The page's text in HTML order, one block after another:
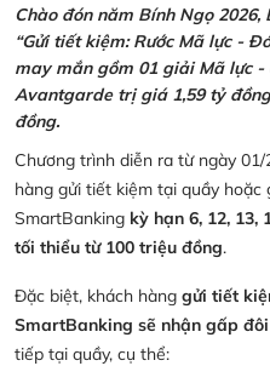
Chào đón năm Bính Ngọ
“Gửi tiết kiệm: Rước Mã lực -
may mắn gồm 01 giải Mã lực -
Avantgarde trị giá 1,59 tỷ
đồng.
Chương trình diễn ra từ ngày
hàng gửi tiết kiệm tại quầy
SmartBanking kỳ hạn 6, 12, 13,
tối thiểu từ 100 triệu đồng.
Đặc biệt, khách hàng gửi tiết
SmartBanking sẽ nhận gấp
tiếp tại quầy, cụ thể: